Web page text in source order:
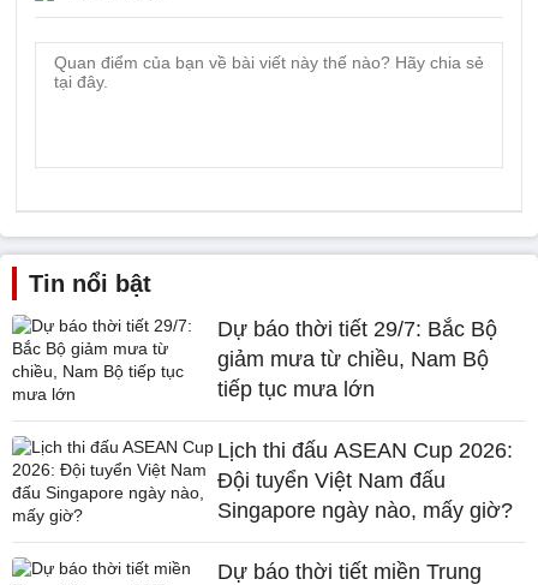
Tin nổi bật
Dự báo thời tiết 29/7: Bắc Bộ
giảm mưa từ chiều, Nam Bộ
tiếp tục mưa lớn
Lịch thi đấu ASEAN Cup 2026:
Đội tuyển Việt Nam đấu
Singapore ngày nào, mấy giờ?
Dự báo thời tiết miền Trung